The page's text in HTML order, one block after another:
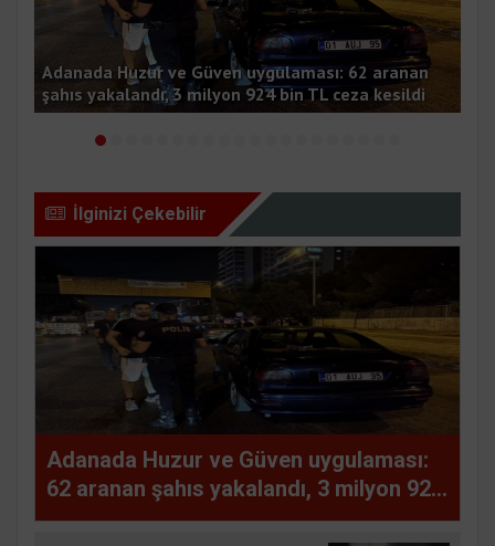
Adanada Huzur ve Güven uygulaması: 62 aranan
şahıs yakalandı, 3 milyon 924 bin TL ceza kesildi
İlginizi Çekebilir
Adanada Huzur ve Güven uygulaması:
62 aranan şahıs yakalandı, 3 milyon 924
bin TL ceza kesildi